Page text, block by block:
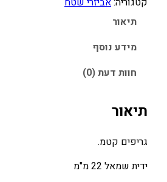
ו
:
5
תיאור
מידע נוסף
חוות דעת (0)
תיאור
גריפים קטמ.
ידית שמאל 22 מ"מ